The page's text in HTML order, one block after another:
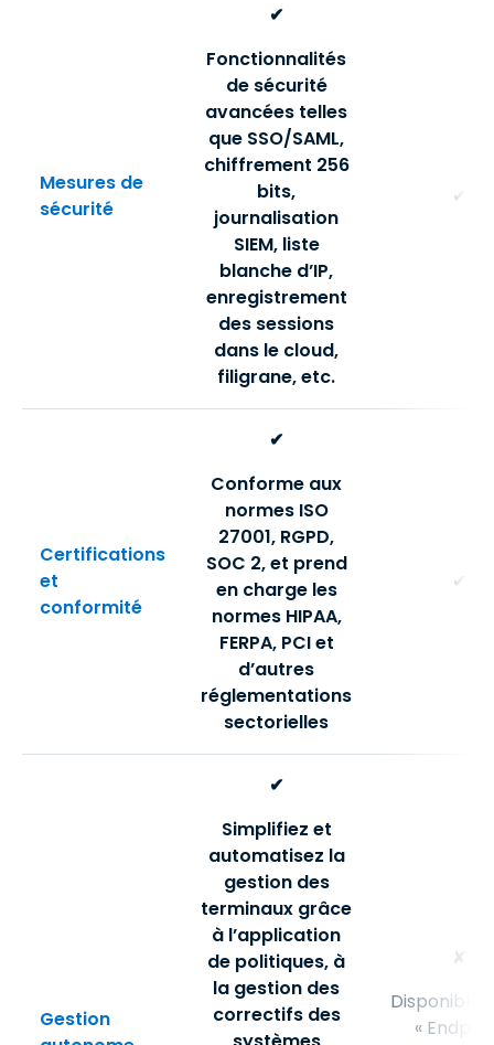
Mesures de
sécurité
✔
Fonctionnalités
de sécurité
avancées telles
que SSO/SAML,
chiffrement 256
bits,
journalisation
SIEM, liste
blanche d’IP,
enregistrement
des sessions
dans le cloud,
filigrane, etc.
✔
Certifications
et
conformité
✔
Conforme aux
normes ISO
27001, RGPD,
SOC 2, et prend
en charge les
normes HIPAA,
FERPA, PCI et
d’autres
réglementations
sectorielles
✔
Gestion
✔
Simplifiez et
automatisez la
gestion des
terminaux grâce
à l’application
de politiques, à
la gestion des
correctifs des
✘
Disponible
«